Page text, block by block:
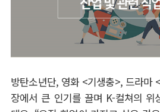
방탄소년단, 영화 <기생충>, 드라마
장에서 큰 인기를 끌며 K-컬쳐의 위